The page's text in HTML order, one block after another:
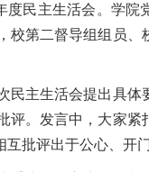
民主生活会。学院
校第二督导组组员、
主生活会提出具体
。发言中，大家紧
批评出于公心、开门